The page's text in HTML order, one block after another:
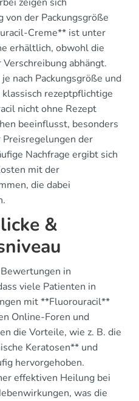
von der Packungsgröße
Creme** ist unter
erhältlich, obwohl die
abhängt.
nach Packungsgröße und
rezeptpflichtige
nicht ohne Rezept
beeinflusst, besonders
der
Nachfrage ergibt sich
mit der
die dabei
&
in
viele Patienten in
mit **Fluorouracil**
Online-Foren und
die Vorteile, wie z. B. die
Keratosen** und
hervorgehoben.
effektiven Heilung bei
was die